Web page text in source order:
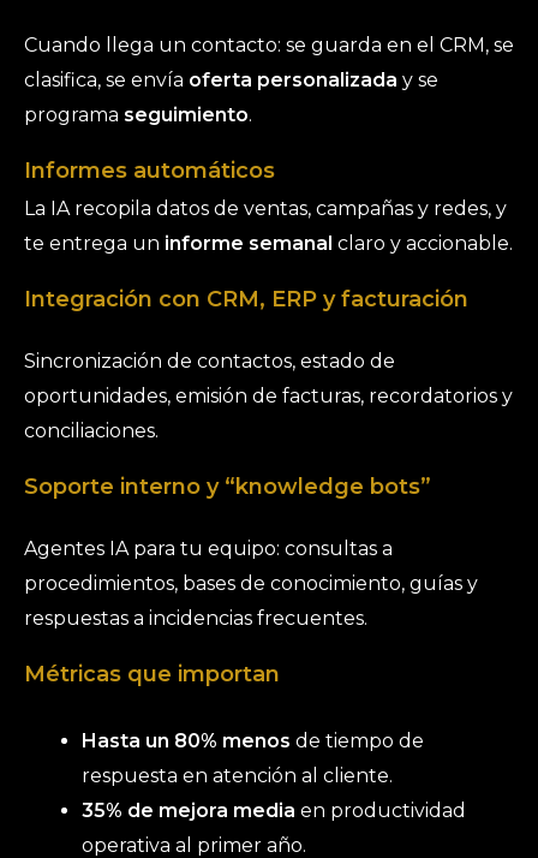
Cuando llega un contacto: se guarda en el CRM, se
clasifica, se envía oferta personalizada y se
programa seguimiento.
Informes automáticos
La IA recopila datos de ventas, campañas y redes, y
te entrega un informe semanal claro y accionable.
Integración con CRM, ERP y facturación
Sincronización de contactos, estado de
oportunidades, emisión de facturas, recordatorios y
conciliaciones.
Soporte interno y “knowledge bots”
Agentes IA para tu equipo: consultas a
procedimientos, bases de conocimiento, guías y
respuestas a incidencias frecuentes.
Métricas que importan
Hasta un 80% menos de tiempo de
respuesta en atención al cliente.
35% de mejora media en productividad
operativa al primer año.